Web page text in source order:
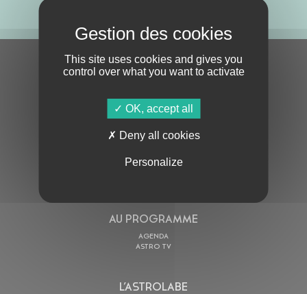
S'ABONNER À LA NEWSLETTER
AU PROGRAMME
AGENDA
ASTRO TV
L’ASTROLABE
This site uses cookies and gives you
control over what you want to activate
OK, accept all
Deny all cookies
Personalize